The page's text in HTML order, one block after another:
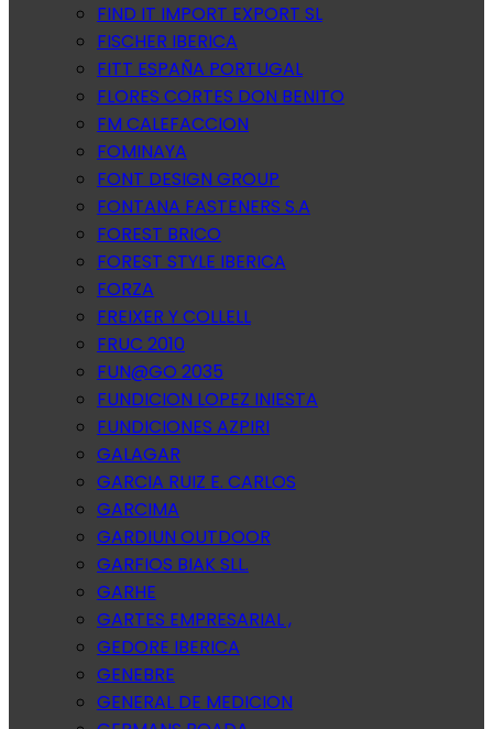
FIND IT IMPORT EXPORT SL
FISCHER IBERICA
FITT ESPAÑA PORTUGAL
FLORES CORTES DON BENITO
FM CALEFACCION
FOMINAYA
FONT DESIGN GROUP
FONTANA FASTENERS S.A
FOREST BRICO
FOREST STYLE IBERICA
FORZA
FREIXER Y COLLELL
FRUC 2010
FUN@GO 2035
FUNDICION LOPEZ INIESTA
FUNDICIONES AZPIRI
GALAGAR
GARCIA RUIZ E. CARLOS
GARCIMA
GARDIUN OUTDOOR
GARFIOS BIAK SLL.
GARHE
GARTES EMPRESARIAL ,
GEDORE IBERICA
GENEBRE
GENERAL DE MEDICION